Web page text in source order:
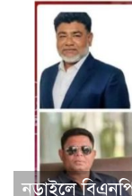
নড়াইলে